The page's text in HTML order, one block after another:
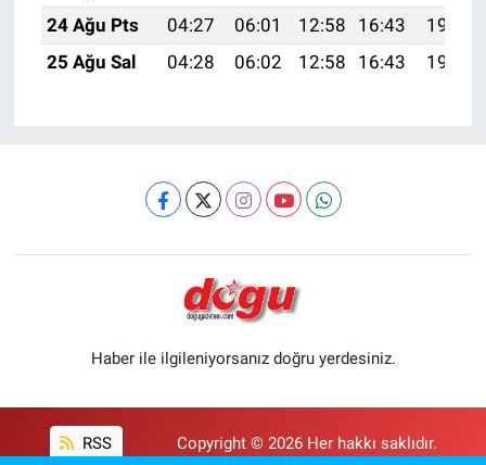
24 Ağu Pts
04:27 06:01 12:58 16:43
19:45
25 Ağu Sal
04:28 06:02 12:58 16:43 19:44
Haber ile ilgileniyorsanız doğru yerdesiniz.
RSS Copyright © 2026 Her hakkı saklıdır.